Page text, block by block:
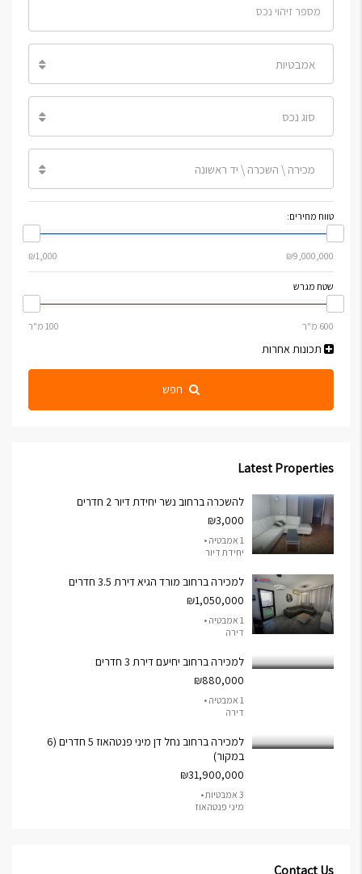
אמבטיות
סוג נכס
מכירה \ השכרה \ יד ראשונה
טווח מחירים:
שטח מגרש
תכונות אחרות
חפש
Latest Properties
להשכרה ברחוב נשר יחידת דיור 2 חדרים
₪3,000
1 אמבטיה •
יחידת דיור
למכירה ברחוב מורד הגיא דירת 3.5 חדרים
₪1,050,000
1 אמבטיה •
דירה
למכירה ברחוב יחיעם דירת 3 חדרים
₪880,000
1 אמבטיה •
דירה
למכירה ברחוב נחל דן מיני פנטהאוז 5 חדרים (6
במקור)
₪31,900,000
3 אמבטיות •
מיני פנטהאוז
Contact Us